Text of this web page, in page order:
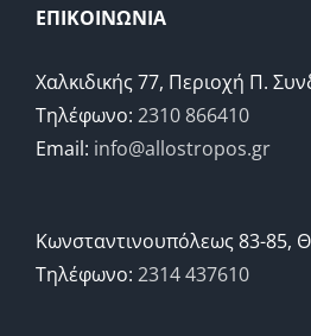
ΕΠΙΚΟΙΝΩΝΙΑ
Χαλκιδικής 77, Περιοχή Π.
Τηλέφωνο: 2310 866410
Email: info@allostropos.gr
Κωνσταντινουπόλεως 83-85,
Τηλέφωνο: 2314 437610